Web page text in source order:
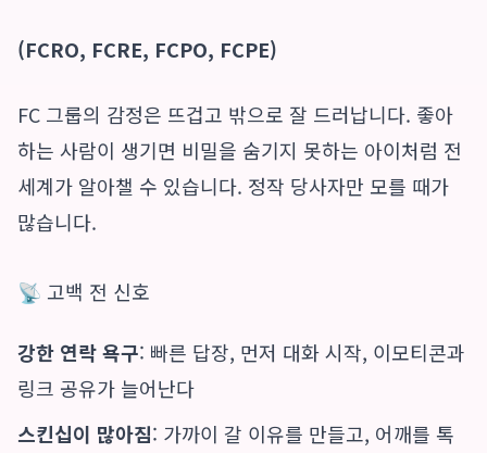
(FCRO, FCRE, FCPO, FCPE)
FC 그룹의 감정은 뜨겁고 밖으로 잘 드러납니다. 좋아
하는 사람이 생기면 비밀을 숨기지 못하는 아이처럼 전
세계가 알아챌 수 있습니다. 정작 당사자만 모를 때가
많습니다.
📡 고백 전 신호
강한 연락 욕구: 빠른 답장, 먼저 대화 시작, 이모티콘과
링크 공유가 늘어난다
스킨십이 많아짐: 가까이 갈 이유를 만들고, 어깨를 톡